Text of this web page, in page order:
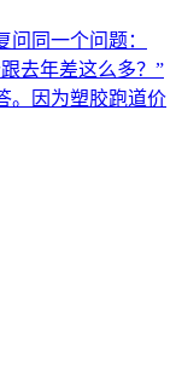
同一个问题：
去年差这么多？”
。因为塑胶跑道价